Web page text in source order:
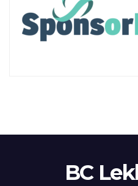
BC